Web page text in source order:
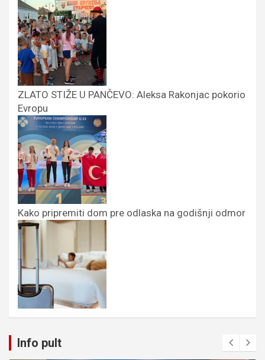
ZLATO STIŽE U PANČEVO: Aleksa Rakonjac pokorio
Evropu
Kako pripremiti dom pre odlaska na godišnji odmor
Info pult